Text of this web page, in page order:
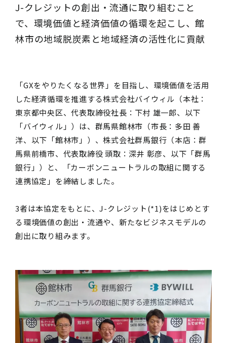
J-クレジットの創出・流通に取り組むこと
で、環境価値と経済価値の循環を起こし、館
林市の地域脱炭素と地域経済の活性化に貢献
「GXをやりたくなる世界」を目指し、環境価値を活用
した経済循環を推進する株式会社バイウィル（本社：
東京都中央区、代表取締役社長：下村 雄一郎、以下
「バイウィル」）は、群馬県館林市（市長：多田 善
洋、以下「館林市」）、株式会社群馬銀行（本店：群
馬県前橋市、代表取締役 頭取：深井 彰彦、以下「群馬
銀行」）と、「カーボンニュートラルの取組に関する
連携協定」を締結しました。
3者は本協定をもとに、J-クレジット(*1)をはじめとす
る環境価値の創出・流通や、新たなビジネスモデルの
創出に取り組みます。